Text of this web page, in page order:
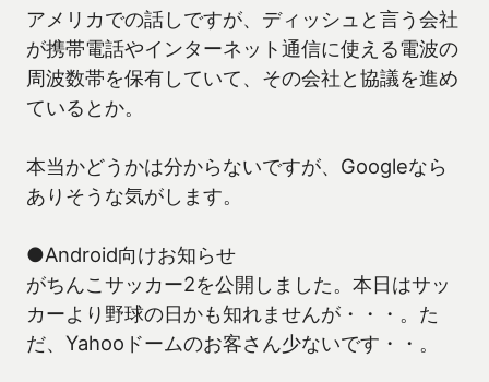
アメリカでの話しですが、ディッシュと言う会社
が携帯電話やインターネット通信に使える電波の
周波数帯を保有していて、その会社と協議を進め
ているとか。
本当かどうかは分からないですが、Googleなら
ありそうな気がします。
●Android向けお知らせ
がちんこサッカー2を公開しました。本日はサッ
カーより野球の日かも知れませんが・・・。た
だ、Yahooドームのお客さん少ないです・・。